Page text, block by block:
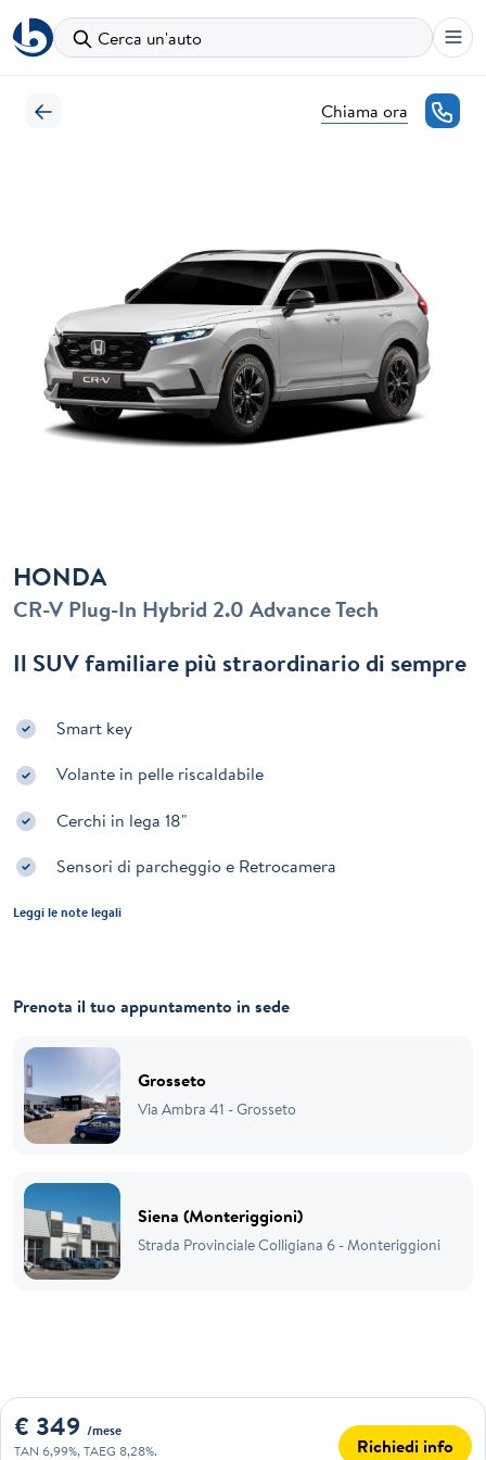
Cerca un'auto
Chiama ora
€ 349 /mese
TAN 6,99%, TAEG 8,28%.
Richiedi info
HONDA
CR-V Plug-In Hybrid 2.0 Advance Tech
Il SUV familiare più straordinario di sempre
Smart key
Volante in pelle riscaldabile
Cerchi in lega 18"
Sensori di parcheggio e Retrocamera
Leggi le note legali
Prenota il tuo appuntamento in sede
Grosseto
Via Ambra 41 - Grosseto
Siena (Monteriggioni)
Strada Provinciale Colligiana 6 - Monteriggioni